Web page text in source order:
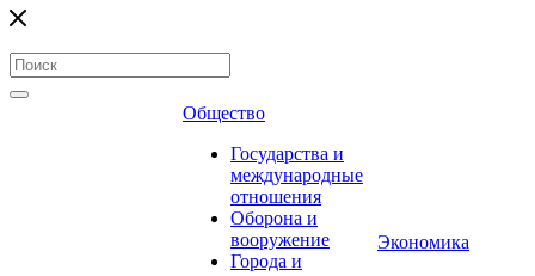
Общество
Государства и
международные
отношения
Оборона и
вооружение
Города и
Экономика